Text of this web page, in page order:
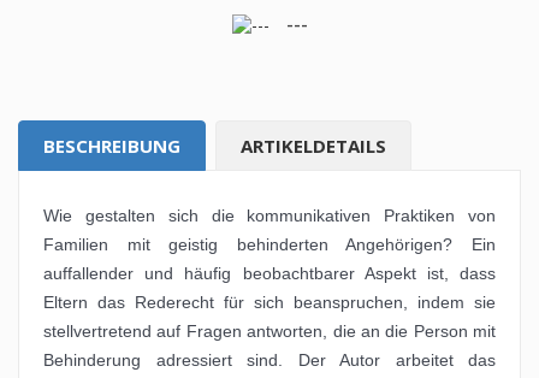
---
BESCHREIBUNG ARTIKELDETAILS
Wie gestalten sich die kommunikativen Praktiken von
Familien mit geistig behinderten Angehörigen? Ein
auffallender und häufig beobachtbarer Aspekt ist, dass
Eltern das Rederecht für sich beanspruchen, indem sie
stellvertretend auf Fragen antworten, die an die Person mit
Behinderung adressiert sind. Der Autor arbeitet das